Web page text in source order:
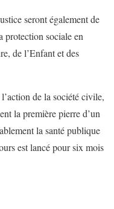
seront également de
protection sociale en
de l’Enfant et des
de la société civile,
la première pierre d’un
la santé publique
est lancé pour six mois